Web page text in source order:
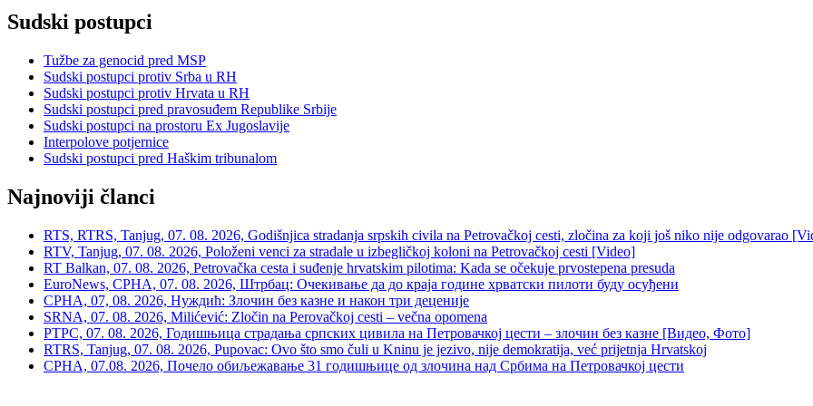
Sudski postupci
Tužbe za genocid pred MSP
Sudski postupci protiv Srba u RH
Sudski postupci protiv Hrvata u RH
Sudski postupci pred pravosuđem Republike Srbije
Sudski postupci na prostoru Ex Jugoslavije
Interpolove potjernice
Sudski postupci pred Haškim tribunalom
Najnoviji članci
RTS, RTRS, Tanjug, 07. 08. 2026, Godišnjica stradanja srpskih civila na Petrovačkoj cesti, zločina za koji još niko nije odgovarao
RTV, Tanjug, 07. 08. 2026, Položeni venci za stradale u izbegličkoj koloni na Petrovačkoj cesti [Video]
RT Balkan, 07. 08. 2026, Petrovačka cesta i suđenje hrvatskim pilotima: Kada se očekuje prvostepena presuda
EuroNews, СРНА, 07. 08. 2026, Штрбац: Очекивање да до краја године хрватски пилоти буду осуђени
СРНА, 07, 08. 2026, Нуждић: Злочин без казне и након три деценије
SRNA, 07. 08. 2026, Milićević: Zločin na Perovačkoj cesti – večna opomena
РТРС, 07. 08. 2026, Годишњица страдања српских цивила на Петровачкој цести – злочин без казне [Видео, Фото]
RTRS, Tanjug, 07. 08. 2026, Pupovac: Ovo što smo čuli u Kninu je jezivo, nije demokratija, već prijetnja Hrvatskoj
СРНА, 07.08. 2026, Почело обиљежавање 31 годишњице од злочина над Србима на Петровачкој цести